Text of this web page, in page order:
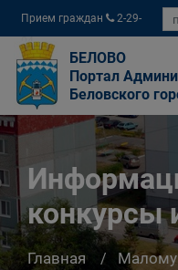
Прием граждан
2-29-
04
БЕЛОВО
Портал
Беловского
конкурсы
Главная
Малому